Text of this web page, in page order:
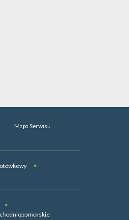
Mapa Serwisu